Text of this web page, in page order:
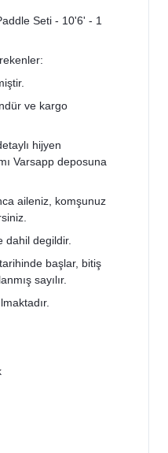
Seti - 10'6' - 1
ve kargo
hijyen
Varsapp deposuna
aileniz, komşunuz
dahil degildir.
başlar, bitiş
sayılır.